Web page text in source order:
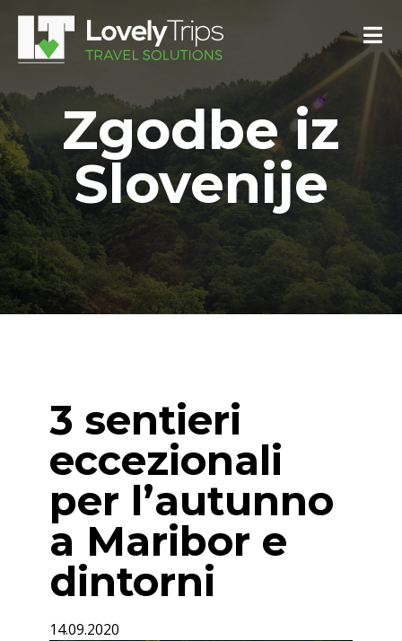
Zgodbe iz
Slovenije
3 sentieri
eccezionali
per l’autunno
a Maribor e
dintorni
14.09.2020